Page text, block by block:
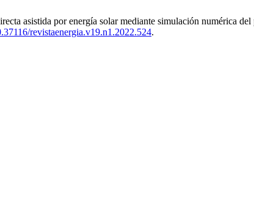
asistida por energía solar mediante simulación numérica
revistaenergia.v19.n1.2022.524.